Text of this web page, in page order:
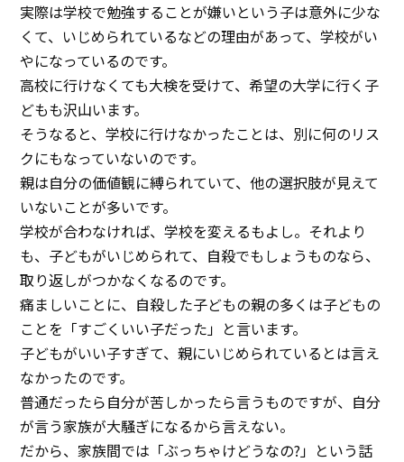
実際は学校で勉強することが嫌いという子は意外に少な
くて、いじめられているなどの理由があって、学校がい
やになっているのです。
高校に行けなくても大検を受けて、希望の大学に行く子
どもも沢山います。
そうなると、学校に行けなかったことは、別に何のリス
クにもなっていないのです。
親は自分の価値観に縛られていて、他の選択肢が見えて
いないことが多いです。
学校が合わなければ、学校を変えるもよし。それより
も、子どもがいじめられて、自殺でもしょうものなら、
取り返しがつかなくなるのです。
痛ましいことに、自殺した子どもの親の多くは子どもの
ことを「すごくいい子だった」と言います。
子どもがいい子すぎて、親にいじめられているとは言え
なかったのです。
普通だったら自分が苦しかったら言うものですが、自分
が言う家族が大騒ぎになるから言えない。
だから、家族間では「ぶっちゃけどうなの?」という話